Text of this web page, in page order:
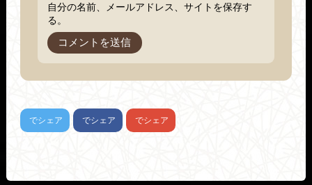
自分の名前、メールアドレス、サイトを保存す
る。
でシェア でシェア でシェア